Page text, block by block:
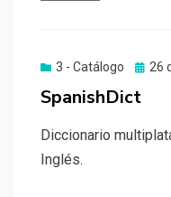
3 - Catálogo 26
SpanishDict
Diccionario
Inglés.